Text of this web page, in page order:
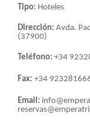
LA
Tipo: Hoteles
Dirección: Avda.
(37900)
Teléfono: +34
Fax: +34
Email: